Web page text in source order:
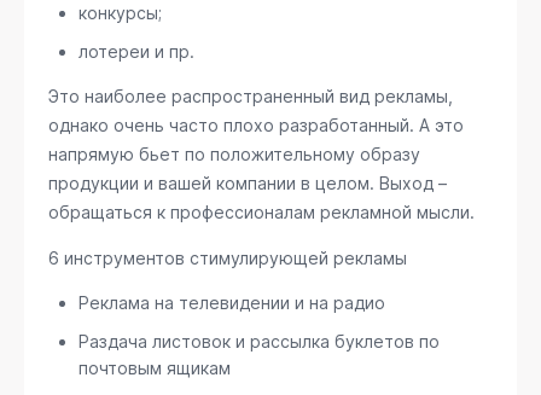
конкурсы;
лотереи и пр.
Это наиболее распространенный вид рекламы,
однако очень часто плохо разработанный. А это
напрямую бьет по положительному образу
продукции и вашей компании в целом. Выход –
обращаться к профессионалам рекламной мысли.
6 инструментов стимулирующей рекламы
Реклама на телевидении и на радио
Раздача листовок и рассылка буклетов по
почтовым ящикам